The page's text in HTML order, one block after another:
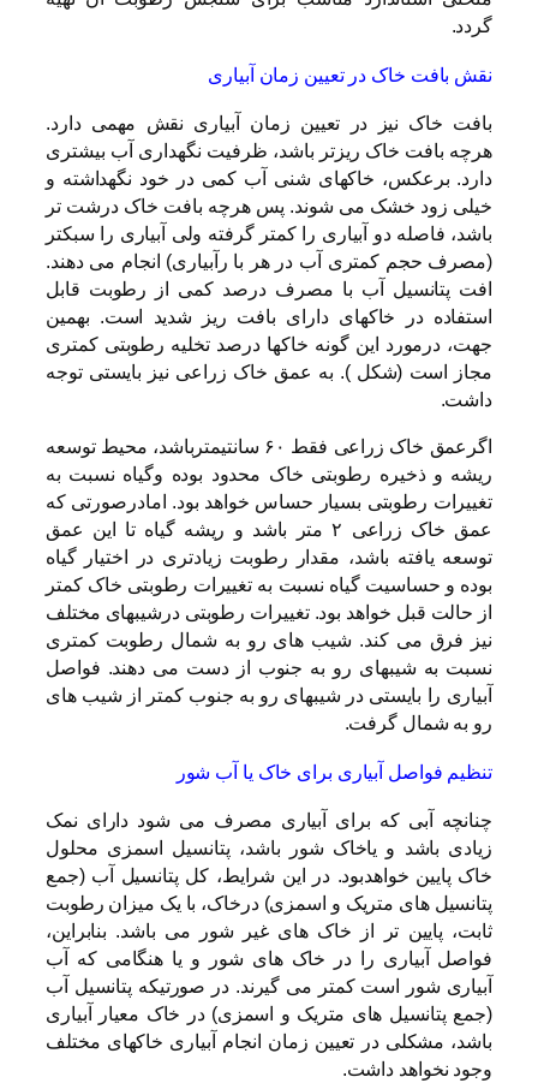
گردد.
نقش بافت خاک در تعیین زمان آبیاری
بافت خاک نیز در تعیین زمان آبیاری نقش مهمی دارد.
هرچه بافت خاک ریزتر باشد، ظرفیت نگهداری آب بیشتری
دارد. برعکس، خاکهای شنی آب کمی در خود نگهداشته و
خیلی زود خشک می شوند. پس هرچه بافت خاک درشت تر
باشد، فاصله دو آبیاری را کمتر گرفته ولی آبیاری را سبکتر
(مصرف حجم کمتری آب در هر با رآبیاری) انجام می دهند.
افت پتانسیل آب با مصرف درصد کمی از رطوبت قابل
استفاده در خاکهای دارای بافت ریز شدید است. بهمین
جهت، درمورد این گونه خاکها درصد تخلیه رطوبتی کمتری
مجاز است (شکل ). به عمق خاک زراعی نیز بایستی توجه
داشت.
اگرعمق خاک زراعی فقط ۶۰ سانتیمترباشد، محیط توسعه
ریشه و ذخیره رطوبتی خاک محدود بوده وگیاه نسبت به
تغییرات رطوبتی بسیار حساس خواهد بود. امادرصورتی که
عمق خاک زراعی ۲ متر باشد و ریشه گیاه تا این عمق
توسعه یافته باشد، مقدار رطوبت زیادتری در اختیار گیاه
بوده و حساسیت گیاه نسبت به تغییرات رطوبتی خاک کمتر
از حالت قبل خواهد بود. تغییرات رطوبتی درشیبهای مختلف
نیز فرق می کند. شیب های رو به شمال رطوبت کمتری
نسبت به شیبهای رو به جنوب از دست می دهند. فواصل
آبیاری را بایستی در شیبهای رو به جنوب کمتر از شیب های
رو به شمال گرفت.
تنظیم فواصل آبیاری برای خاک یا آب شور
چنانچه آبی که برای آبیاری مصرف می شود دارای نمک
زیادی باشد و یاخاک شور باشد، پتانسیل اسمزی محلول
خاک پایین خواهدبود. در این شرایط، کل پتانسیل آب (جمع
پتانسیل های متریک و اسمزی) درخاک، با یک میزان رطوبت
ثابت، پایین تر از خاک های غیر شور می باشد. بنابراین،
فواصل آبیاری را در خاک های شور و یا هنگامی که آب
آبیاری شور است کمتر می گیرند. در صورتیکه پتانسیل آب
(جمع پتانسیل های متریک و اسمزی) در خاک معیار آبیاری
باشد، مشکلی در تعیین زمان انجام آبیاری خاکهای مختلف
وجود نخواهد داشت.